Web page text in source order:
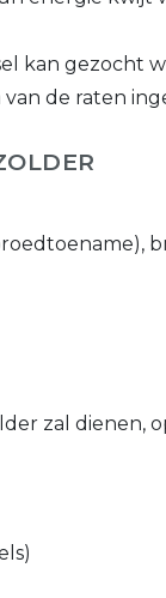
kan
de raten
zal dienen,